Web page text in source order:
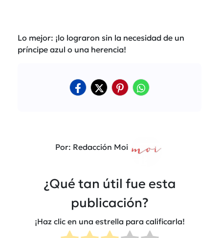
Lo mejor: ¡lo lograron sin la necesidad de un
príncipe azul o una herencia!
Por: Redacción Moi
¿Qué tan útil fue esta
publicación?
¡Haz clic en una estrella para calificarla!